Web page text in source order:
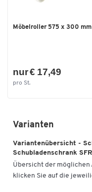
Möbelroller 575 x 300 mm
nur € 17,49
pro St.
Varianten
Variantenübersicht -
Schubladenschrank
Übersicht der
klicken Sie auf die